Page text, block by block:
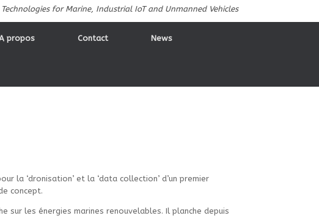
for Marine, Industrial IoT and Unmanned Vehicles
propos Contact News
la ‘dronisation’ et la ‘data collection’ d’un premier
concept.
sur les énergies marines renouvelables. Il planche depuis